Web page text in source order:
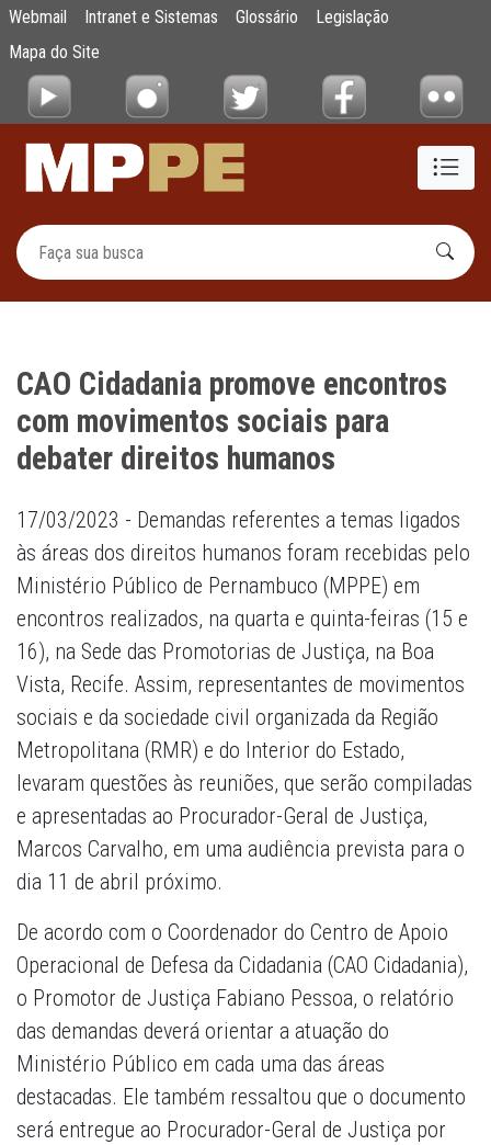
Pular para o Conteúdo principal
CAO Cidadania promove encontros com
Webmail Intranet e Sistemas Glossário
Legislação
Mapa do Site
CAO Cidadania promove encontros
com movimentos sociais para
debater direitos humanos
17/03/2023 - Demandas referentes a temas ligados
às áreas dos direitos humanos foram recebidas pelo
Ministério Público de Pernambuco (MPPE) em
encontros realizados, na quarta e quinta-feiras (15 e
16), na Sede das Promotorias de Justiça, na Boa
Vista, Recife. Assim, representantes de movimentos
sociais e da sociedade civil organizada da Região
Metropolitana (RMR) e do Interior do Estado,
levaram questões às reuniões, que serão compiladas
e apresentadas ao Procurador-Geral de Justiça,
Marcos Carvalho, em uma audiência prevista para o
dia 11 de abril próximo.
De acordo com o Coordenador do Centro de Apoio
Operacional de Defesa da Cidadania (CAO Cidadania),
o Promotor de Justiça Fabiano Pessoa, o relatório
das demandas deverá orientar a atuação do
Ministério Público em cada uma das áreas
destacadas. Ele também ressaltou que o documento
será entregue ao Procurador-Geral de Justiça por